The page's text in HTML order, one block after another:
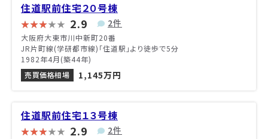
住道駅前住宅２０号棟
2.9 2件
大阪府大東市川中新町20番
JR片町線(学研都市線)「住道駅」より徒歩で5分
1982年4月(築44年)
売買価格相場
1,145万円
住道駅前住宅１３号棟
2.9 2件